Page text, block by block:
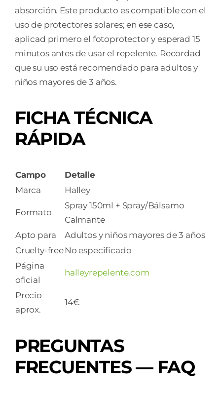
absorción. Este producto es compatible con el
uso de protectores solares; en ese caso,
aplicad primero el fotoprotector y esperad 15
minutos antes de usar el repelente. Recordad
que su uso está recomendado para adultos y
niños mayores de 3 años.
FICHA TÉCNICA
RÁPIDA
Campo
Detalle
Marca
Halley
Formato
Spray 150ml + Spray/Bálsamo
Calmante
Apto para
Adultos y niños mayores de 3 años
Cruelty-free No especificado
Página
oficial
halleyrepelente.com
Precio
aprox.
14€
PREGUNTAS
FRECUENTES — FAQ